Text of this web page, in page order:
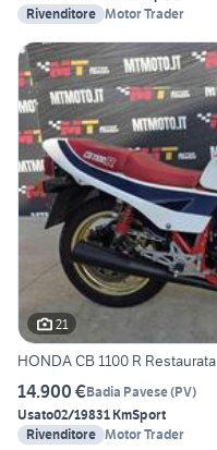
Rivenditore Motor Trader
21
HONDA CB 1100 R Restaurata
14.900 €Badia Pavese(PV)
Usato02/19831 KmSport
Rivenditore Motor Trader